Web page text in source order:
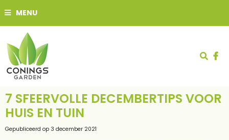
n
MENU
7 SFEERVOLLE DECEMBERTIPS VOOR
HUIS EN TUIN
Gepubliceerd op 3 december 2021